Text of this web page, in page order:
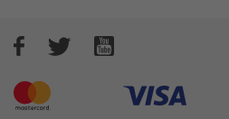
FacebookTwitterYouTube